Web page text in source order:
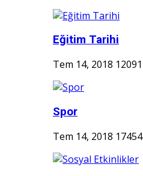
Eğitim Tarihi
Tem 14, 2018 12091
Spor
Tem 14, 2018 17454